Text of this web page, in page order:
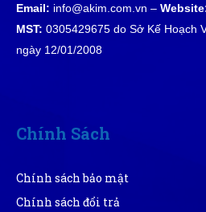
Email: info@akim.com.vn –
MST: 0305429675 do Sở Kế Hoạch
ngày 12/01/2008
Chính Sách
Chính sách bảo mật
Chính sách đổi trả